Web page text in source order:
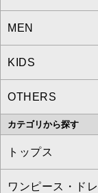
a.v.v
MICHEL KLEIN
MK MICHEL
OFUON le MK
MEN
a.v.v
MICHEL
MK MICHEL
KIDS
a.v.v
OTHERS
MK MICHEL
カテゴリから探す
トップス
すべてのトッ
ワンピース・ド